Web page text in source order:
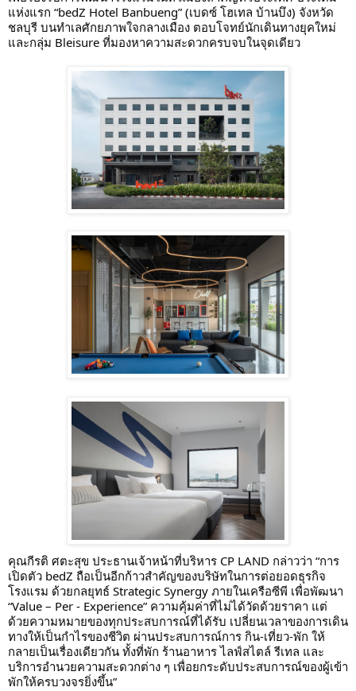
แห่งแรก “bedZ Hotel Banbueng” (เบดซ์ โฮเทล บ้านบึง) จังหวัด
ชลบุรี บนทำเลศักยภาพใจกลางเมือง ตอบโจทย์นักเดินทางยุคใหม่
และกลุ่ม Bleisure ที่มองหาความสะดวกครบจบในจุดเดียว
คุณกีรติ ศตะสุข ประธานเจ้าหน้าที่บริหาร CP LAND กล่าวว่า “การ
เปิดตัว bedZ ถือเป็นอีกก้าวสำคัญของบริษัทในการต่อยอดธุรกิจ
โรงแรม ด้วยกลยุทธ์ Strategic Synergy ภายในเครือซีพี เพื่อพัฒนา
“Value – Per - Experience” ความคุ้มค่าที่ไม่ได้วัดด้วยราคา แต่
ด้วยความหมายของทุกประสบการณ์ที่ได้รับ เปลี่ยนเวลาของการเดิน
ทางให้เป็นกำไรของชีวิต ผ่านประสบการณ์การ กิน-เที่ยว-พัก ให้
กลายเป็นเรื่องเดียวกัน ทั้งที่พัก ร้านอาหาร ไลฟ์สไตล์ รีเทล และ
บริการอำนวยความสะดวกต่าง ๆ เพื่อยกระดับประสบการณ์ของผู้เข้า
พักให้ครบวงจรยิ่งขึ้น”